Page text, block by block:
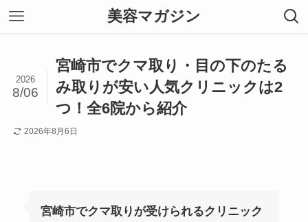
美容マガジン
宮崎市でクマ取り・目の下のたる
み取りが安い人気クリニックは2
つ！全6院から紹介
2026
8/06
2026年8月6日
宮崎市でクマ取りが受けられるクリニック